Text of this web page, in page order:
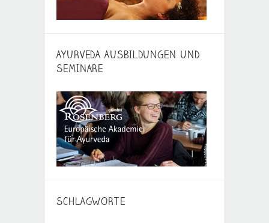
AYURVEDA AUSBILDUNGEN UND
SEMINARE
SCHLAGWORTE